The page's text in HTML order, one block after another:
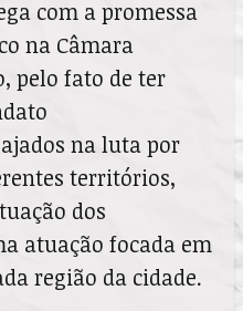
com a promessa
na Câmara
pelo fato de ter
na luta por
territórios,
dos
atuação focada em
região da cidade.